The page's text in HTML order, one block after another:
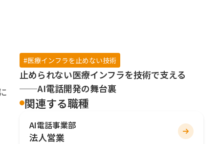
#医療インフラを止めない技術
止められない医療インフラを技術で支える
──AI電話開発の舞台裏
関連する職種
AI電話事業部
法人営業